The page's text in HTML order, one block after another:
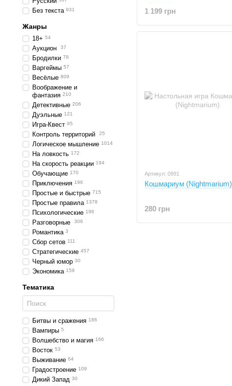
1 199 грн
Артикул: 0991
Кошмариум (Nightmarium)
280 грн
Без текста 931
Жанры
18+ 54
Аукцион 37
Бродилки 78
Варгеймы 57
Весёлые 809
Воображение и
фантазия 210
Детективные 206
Дуэльные 121
Игра-Квест 95
Контроль территорий 25
Логическое мышление 1014
На ловкость 172
На скорость реакции 194
Обучающие 170
Приключения 196
Простые и быстрые 715
Простые правила 1378
Психологические 196
Разговорные 306
Романтика 3
Сбор сетов 111
Стратегические 457
Черный юмор 30
Экономика 159
Тематика
Битвы и сражения 186
Вампиры 5
Волшебство и магия 166
Восток 53
Выживание 64
Градостроение 109
Дикий Запад 30